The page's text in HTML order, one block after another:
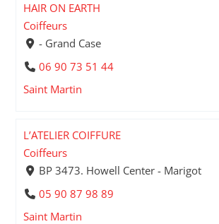
HAIR ON EARTH
Coiffeurs
- Grand Case
06 90 73 51 44
Saint Martin
L’ATELIER COIFFURE
Coiffeurs
BP 3473. Howell Center - Marigot
05 90 87 98 89
Saint Martin